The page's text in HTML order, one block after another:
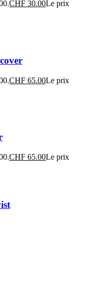
CHF 30.00Le prix
CHF 65.00Le prix
CHF 65.00Le prix